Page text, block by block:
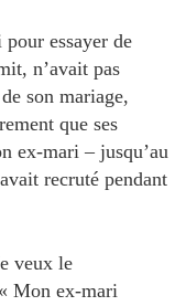
essayer de
n’avait pas
son mariage,
que ses
ex-mari – jusqu’au
recruté pendant
veux le
Mon ex-mari